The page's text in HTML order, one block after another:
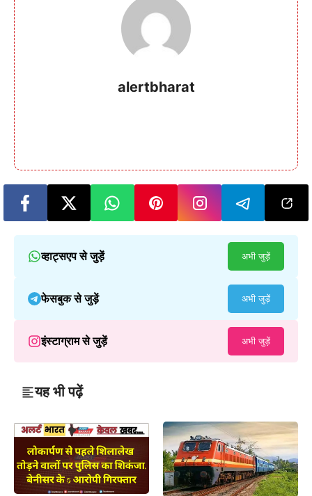
alertbharat
व्हाट्सएप से जुड़ें अभी जुड़ें
फेसबुक से जुड़ें अभी जुड़ें
इंस्टाग्राम से जुड़ें अभी जुड़ें
यह भी पढ़ें